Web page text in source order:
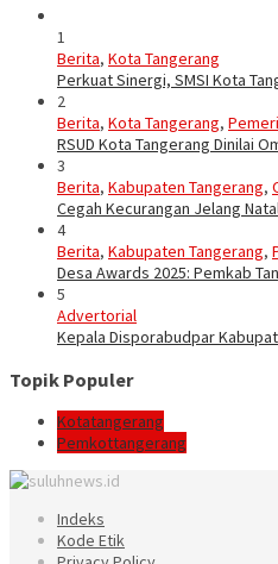
1
Berita, Kota Tangerang
Perkuat Sinergi, SMSI Kota
2
Berita, Kota Tangerang,
RSUD Kota Tangerang Dinilai
3
Berita, Kabupaten Tangerang,
Cegah Kecurangan Jelang
4
Berita, Kabupaten Tangerang,
Desa Awards 2025: Pemkab
5
Advertorial
Kepala Disporabudpar
Topik Populer
Kotatangerang
Pemkottangerang
Indeks
Kode Etik